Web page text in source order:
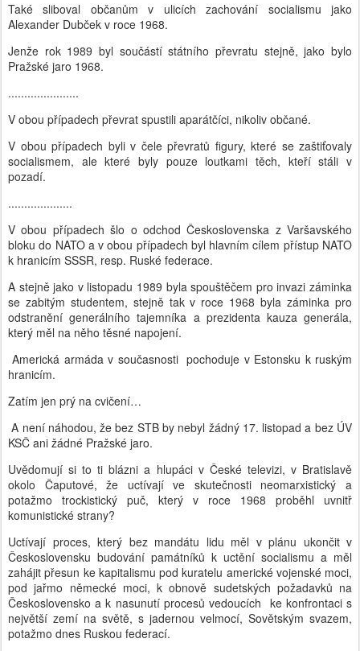
Také sliboval občanům v ulicích zachování socialismu jako
Alexander Dubček v roce 1968.
Jenže rok 1989 byl součástí státního převratu stejně, jako bylo
Pražské jaro 1968.
......................
V obou případech převrat spustili aparátčíci, nikoliv občané.
V obou případech byli v čele převratů figury, které se zaštiťovaly
socialismem, ale které byly pouze loutkami těch, kteří stáli v
pozadí.
....................
V obou případech šlo o odchod Československa z Varšavského
bloku do NATO a v obou případech byl hlavním cílem přístup NATO
k hranicím SSSR, resp. Ruské federace.
A stejně jako v listopadu 1989 byla spouštěčem pro invazi záminka
se zabitým studentem, stejně tak v roce 1968 byla záminka pro
odstranění generálního tajemníka a prezidenta kauza generála,
který měl na něho těsné napojení.
Americká armáda v současnosti pochoduje v Estonsku k ruským
hranicím.
Zatím jen prý na cvičení…
A není náhodou, že bez STB by nebyl žádný 17. listopad a bez ÚV
KSČ ani žádné Pražské jaro.
Uvědomují si to ti blázni a hlupáci v České televizi, v Bratislavě
okolo Čaputové, že uctívají ve skutečnosti neomarxistický a
potažmo trockistický puč, který v roce 1968 proběhl uvnitř
komunistické strany?
Uctívají proces, který bez mandátu lidu měl v plánu ukončit v
Československu budování památníků k uctění socialismu a měl
zahájit přesun ke kapitalismu pod kuratelu americké vojenské moci,
pod jařmo německé moci, k obnově sudetských požadavků na
Československo a k nasunutí procesů vedoucích ke konfrontaci s
největší zemí na světě, s jadernou velmocí, Sovětským svazem,
potažmo dnes Ruskou federací.